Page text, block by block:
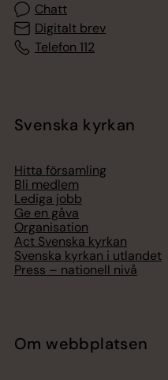
Chatt
Digitalt brev
Telefon 112
Svenska kyrkan
Hitta församling
Bli medlem
Lediga jobb
Ge en gåva
Organisation
Act Svenska kyrkan
Svenska kyrkan i utlandet
Press – nationell nivå
Om webbplatsen